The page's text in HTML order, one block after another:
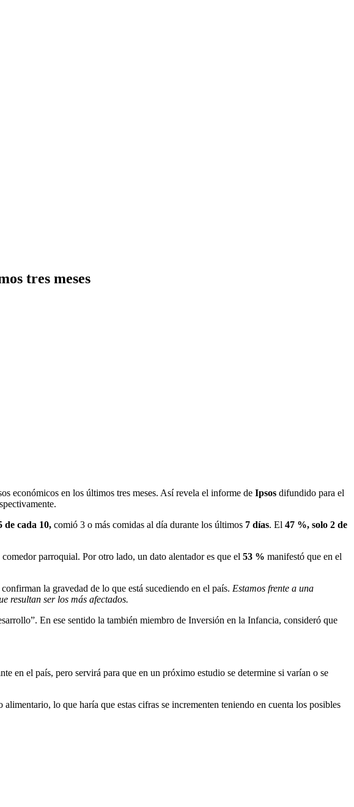
tres meses
económicos en los últimos tres meses. Así revela el informe de Ipsos difundido para el
de cada 10, comió 3 o más comidas al día durante los últimos 7 días. El 47 %, solo 2 de
parroquial. Por otro lado, un dato alentador es que el 53 % manifestó que en el
la gravedad de lo que está sucediendo en el país. Estamos frente a una
resultan ser los más afectados.
En ese sentido la también miembro de Inversión en la Infancia, consideró que
en el país, pero servirá para que en un próximo estudio se determine si varían o se
lo que haría que estas cifras se incrementen teniendo en cuenta los posibles